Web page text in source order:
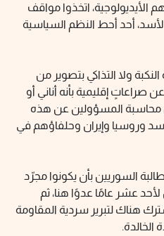
الأيديولوجية، اتخذوا مواقف
أحد أحط النظم السياسية
ولا التذاكي بتصوير من
صراعاتٍ إقليمية بأنه أناني أو
محاسبة المسؤولين عن هذه
وروسيا وإيران وحلفاؤهم في
السوريين بأن يكونوا مجرّد
عشر عامًا عدوًا هنا، ثم
هناك لتبرير سردية المقاومة
الخالدة.